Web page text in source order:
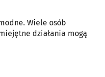
Wiele osób
działania mogą